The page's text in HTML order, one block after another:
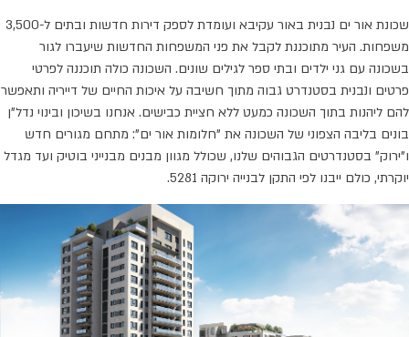
שכונת אור ים נבנית באור עקיבא ועומדת לספק דירות חדשות ובתים ל-3,500
משפחות. העיר מתוכננת לקבל את פני המשפחות החדשות שיעברו לגור
בשכונה עם גני ילדים ובתי ספר לגילים שונים. השכונה כולה תוכננה לפרטי
פרטים ונבנית בסטנדרט גבוה מתוך חשיבה על איכות החיים של דייריה ותאפשר
להם ליהנות בתוך השכונה כמעט ללא חציית כבישים. אנחנו בשיכון ובינוי נדל"ן
בונים בליבה הצפוני של השכונה את "חלומות אור ים": מתחם מגורים חדש
ו"ירוק" בסטנדרטים הגבוהים שלנו, שכולל מגוון מבנים מבנייני בוטיק ועד מגדל
יוקרתי, כולם ייבנו לפי התקן לבנייה ירוקה 5281.